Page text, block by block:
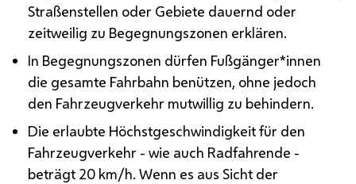
Straßenstellen oder Gebiete dauernd oder
zeitweilig zu Begegnungszonen erklären.
In Begegnungszonen dürfen Fußgänger*innen
die gesamte Fahrbahn benützen, ohne jedoch
den Fahrzeugverkehr mutwillig zu behindern.
Die erlaubte Höchstgeschwindigkeit für den
Fahrzeugverkehr - wie auch Radfahrende -
beträgt 20 km/h. Wenn es aus Sicht der